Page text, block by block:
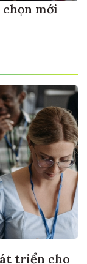
mới
triển cho